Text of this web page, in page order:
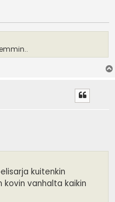
kuitenkin
kovin vanhalta kaikin